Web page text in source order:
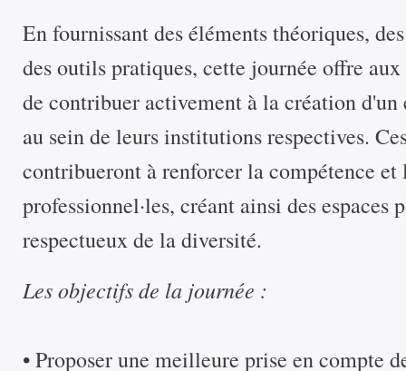
En fournissant des éléments théoriques,
des outils pratiques, cette journée offre
de contribuer activement à la création
au sein de leurs institutions respectives.
contribueront à renforcer la compétence et
professionnel·les, créant ainsi des espaces
respectueux de la diversité.
Les objectifs de la journée :
• Proposer une meilleure prise en compte